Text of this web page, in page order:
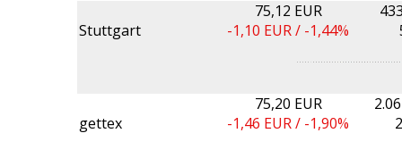
Stuttgart
75,12 EUR
-1,10 EUR / -1,44%
gettex
75,20 EUR
-1,46 EUR / -1,90%